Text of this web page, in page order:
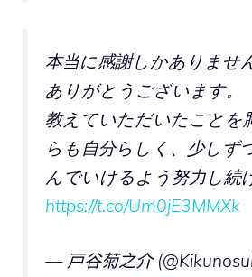
本当に感謝しかありません
ありがとうございます。
教えていただいたことを
らも自分らしく、少しず
んでいけるよう努力し続
https://t.co/Um0jE3MMXk
— 戸谷菊之介